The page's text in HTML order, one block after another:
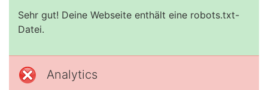
Sehr gut! Deine Webseite enthält eine robots.txt-
Datei.
Analytics